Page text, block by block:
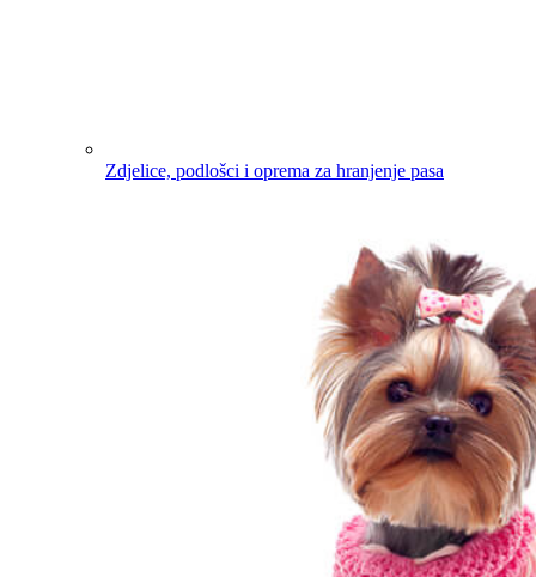
Zdjelice, podlošci i oprema za hranjenje pasa